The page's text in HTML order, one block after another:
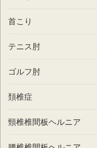
首こり
テニス肘
ゴルフ肘
頚椎症
頸椎椎間板ヘルニア